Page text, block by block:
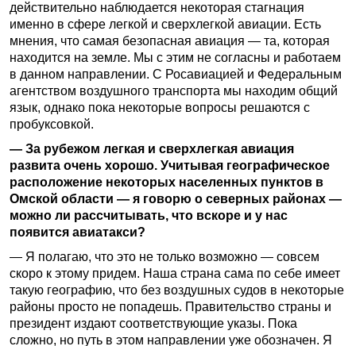
действительно наблюдается некоторая стагнация
именно в сфере легкой и сверхлегкой авиации. Есть
мнения, что самая безопасная авиация — та, которая
находится на земле. Мы с этим не согласны и работаем
в данном направлении. С Росавиацией и Федеральным
агентством воздушного транспорта мы находим общий
язык, однако пока некоторые вопросы решаются с
пробуксовкой.
— За рубежом легкая и сверхлегкая авиация
развита очень хорошо. Учитывая географическое
расположение некоторых населенных пунктов в
Омской области — я говорю о северных районах —
можно ли рассчитывать, что вскоре и у нас
появится авиатакси?
— Я полагаю, что это не только возможно — совсем
скоро к этому придем. Наша страна сама по себе имеет
такую географию, что без воздушных судов в некоторые
районы просто не попадешь. Правительство страны и
президент издают соответствующие указы. Пока
сложно, но путь в этом направлении уже обозначен. Я